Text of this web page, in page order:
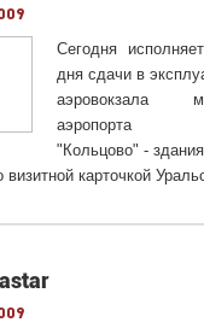
Сегодня
дня сдачи в
аэровокзала
аэропорта
"Кольцово" -
визитной карточкой